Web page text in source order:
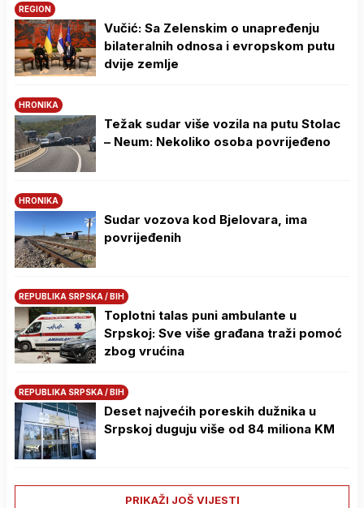
REGION
Vučić: Sa Zelenskim o unapređenju
bilateralnih odnosa i evropskom putu
dvije zemlje
HRONIKA
Težak sudar više vozila na putu Stolac
– Neum: Nekoliko osoba povrijeđeno
HRONIKA
Sudar vozova kod Bjelovara, ima
povrijeđenih
REPUBLIKA SRPSKA / BIH
Toplotni talas puni ambulante u
Srpskoj: Sve više građana traži pomoć
zbog vrućina
REPUBLIKA SRPSKA / BIH
Deset najvećih poreskih dužnika u
Srpskoj duguju više od 84 miliona KM
PRIKAŽI JOŠ VIJESTI